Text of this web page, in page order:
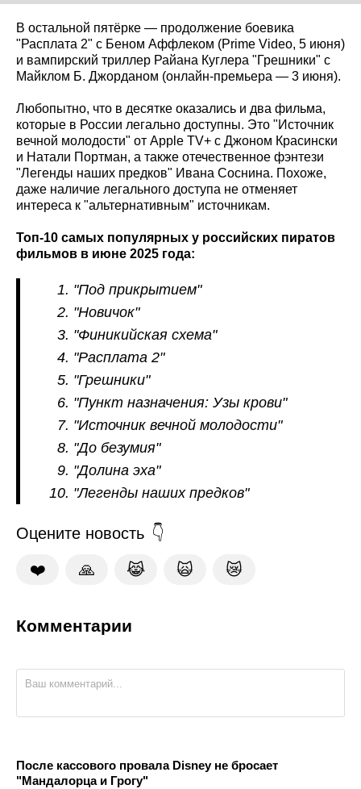
В остальной пятёрке — продолжение боевика
"Расплата 2" с Беном Аффлеком (Prime Video, 5 июня)
и вампирский триллер Райана Куглера "Грешники" с
Майклом Б. Джорданом (онлайн-премьера — 3 июня).
Любопытно, что в десятке оказались и два фильма,
которые в России легально доступны. Это "Источник
вечной молодости" от Apple TV+ с Джоном Красински
и Натали Портман, а также отечественное фэнтези
"Легенды наших предков" Ивана Соснина. Похоже,
даже наличие легального доступа не отменяет
интереса к "альтернативным" источникам.
Топ-10 самых популярных у российских пиратов
фильмов в июне 2025 года:
"Под прикрытием"
"Новичок"
"Финикийская схема"
"Расплата 2"
"Грешники"
"Пункт назначения: Узы крови"
"Источник вечной молодости"
"До безумия"
"Долина эха"
"Легенды наших предков"
Оцените новость
❤️ 🙏 😹 🙀 😿
Комментарии
После кассового провала Disney не бросает
"Мандалорца и Грогу"